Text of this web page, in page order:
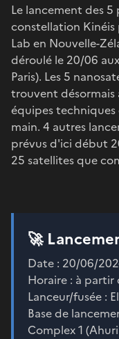
Le lancement des 5
constellation Kinéis
Lab en Nouvelle-
déroulé le 20/06
Paris). Les 5
trouvent
équipes
main. 4 autres
prévus d'ici début
25 satellites que
🚀
Date : 20/06/
Horaire : à partir
Lanceur/fusée :
Base de
Complex 1